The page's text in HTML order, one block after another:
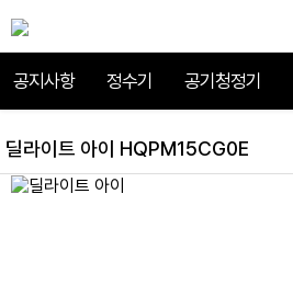
공지사항 정수기 공기청정기
딜라이트 아이 HQPM15CG0E